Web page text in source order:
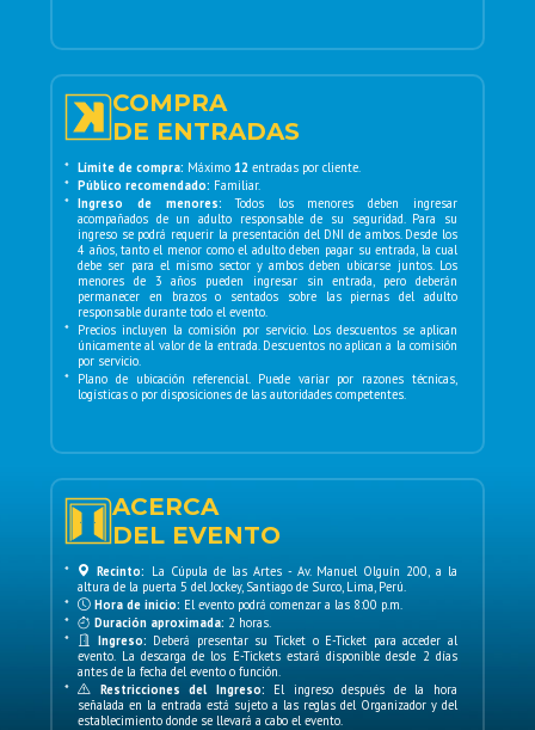
COMPRA
DE ENTRADAS
* Límite de compra: Máximo12 entradas por cliente.
* Público recomendado: Familiar.
* Ingreso de menores: Todos los menores deben ingresar
acompañados de un adulto responsable de su seguridad. Para su
ingreso se podrá requerir la presentación del DNI de ambos. Desde los
4 años, tanto el menor como el adulto deben pagar su entrada, la cual
debe ser para el mismo sector y ambos deben ubicarse juntos. Los
menores de 3 años pueden ingresar sin entrada, pero deberán
permanecer en brazos o sentados sobre las piernas del adulto
responsable durante todo el evento.
* Precios incluyen la comisión por servicio. Los descuentos se aplican
únicamente al valor de la entrada. Descuentos no aplican a la comisión
por servicio.
* Plano de ubicación referencial. Puede variar por razones técnicas,
logísticas o por disposiciones de las autoridades competentes.
ACERCA
DEL EVENTO
* Recinto: La Cúpula de las Artes - Av. Manuel Olguín 200, a la
altura de la puerta 5 del Jockey, Santiago de Surco, Lima, Perú.
*
Hora de inicio: El evento podrá comenzar a las 8:00 p.m.
*
Duración aproximada: 2 horas.
*
Ingreso: Deberá presentar su Ticket o E-Ticket para acceder al
evento. La descarga de los E-Tickets estará disponible desde 2 días
antes de la fecha del evento o función.
*
Restricciones del Ingreso: El ingreso después de la hora
señalada en la entrada está sujeto a las reglas del Organizador y del
establecimiento donde se llevará a cabo el evento.